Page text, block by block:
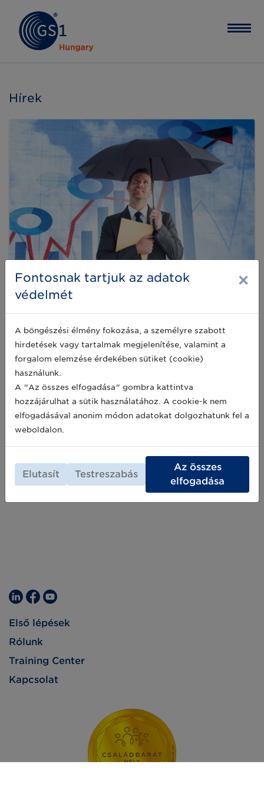
Hírek
A LEI kód nélküli pénzügyi tranzakció
olyan, mint útlevél nélkül utazni…
A LEI kód a pénzügyi világban éppen olyan
szerepet tölt be a cégek életében, mint egy
ember életében a személyi igazolvány vagy az
útlevél. Ha nincs érvényes útlevele, akkor
bizonyos pénzügyi tranzakciók végrehajtását
megtagadhatják a vállalkozásától.
Archív hírek >>
Első lépések
Rólunk
Training Center
Kapcsolat
Fontosnak tartjuk az adatok
védelmét
×
A böngészési élmény fokozása, a személyre szabott
hirdetések vagy tartalmak megjelenítése, valamint a
forgalom elemzése érdekében sütiket (cookie)
használunk.
A "Az összes elfogadása" gombra kattintva
hozzájárulhat a sütik használatához. A cookie-k nem
elfogadásával anonim módon adatokat dolgozhatunk fel a
weboldalon.
Elutasít Testreszabás
Az összes
elfogadása